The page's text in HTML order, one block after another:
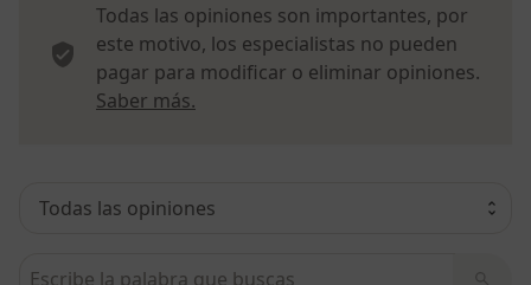
Todas las opiniones son importantes, por
este motivo, los especialistas no pueden
pagar para modificar o eliminar opiniones.
Saber más.
Busca en opiniones